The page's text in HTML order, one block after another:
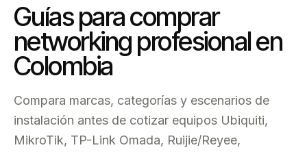
Guías para comprar
networking profesional en
Colombia
Compara marcas, categorías y escenarios de
instalación antes de cotizar equipos Ubiquiti,
MikroTik, TP-Link Omada, Ruijie/Reyee,